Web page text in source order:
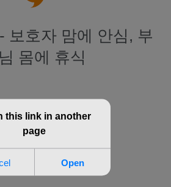
보호자 맘에 안심, 부
몸에 휴식